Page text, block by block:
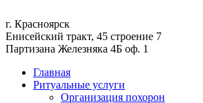
г. Красноярск
Енисейский тракт, 45 строение 7
Партизана Железняка 4Б оф. 1
Главная
Ритуальные услуги
Организация похорон